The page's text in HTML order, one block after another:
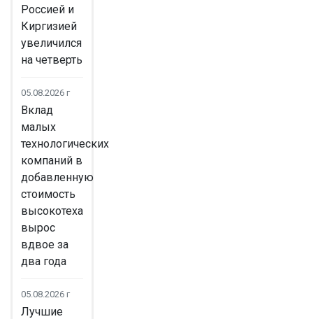
Россией и
Киргизией
увеличился
на четверть
05.08.2026 г
Вклад
малых
технологических
компаний в
добавленную
стоимость
высокотеха
вырос
вдвое за
два года
05.08.2026 г
Лучшие